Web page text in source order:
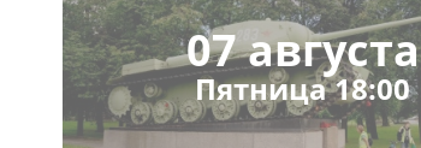
07 августа
Пятница 18:00